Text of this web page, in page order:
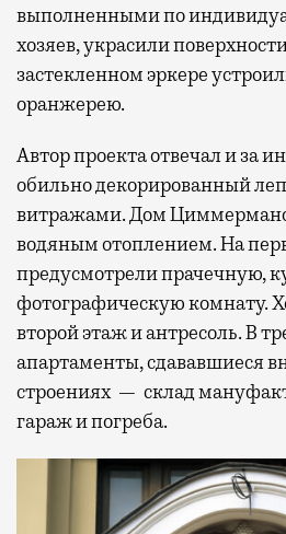
выполненными по
хозяев, украсили
застекленном эркере
оранжерею.
Автор проекта отвечал и за
обильно декорированный
витражами. Дом
водяным отоплением. На
предусмотрели прачечную,
фотографическую комнату.
второй этаж и антресоль. В
апартаменты, сдававшиеся
строениях — склад
гараж и погреба.